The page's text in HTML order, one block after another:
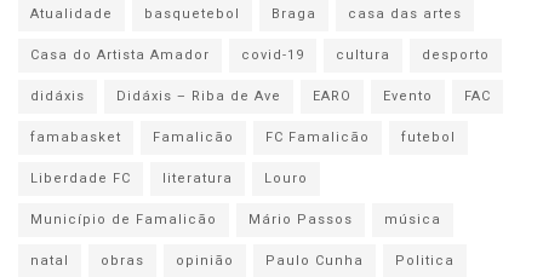
Atualidade
basquetebol Braga
casa das artes
Casa do Artista Amador
covid-19 cultura
desporto
didáxis
Didáxis – Riba de Ave EARO Evento
FAC
famabasket
Famalicão FC Famalicão
futebol
Liberdade FC
literatura
Louro
Município de Famalicão
Mário Passos
música
natal
obras opinião Paulo Cunha
Politica